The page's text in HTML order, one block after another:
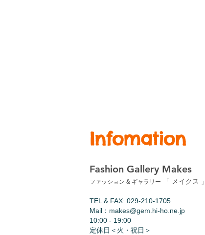
Infomation
Fashion Gallery Makes
ファッション & ギャラリー 「 メイクス 」
TEL & FAX: 029-210-1705
Mail： makes@gem.hi-ho.ne.jp
10:00 - 19:00
​定休日＜火・祝日＞